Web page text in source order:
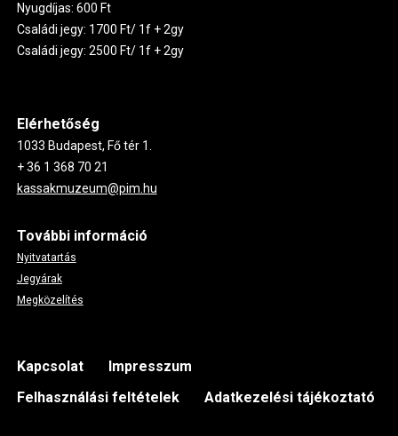
Nyugdíjas: 600 Ft
Családi jegy: 1700 Ft/ 1f + 2gy
Családi jegy: 2500 Ft/ 1f + 2gy
Elérhetőség
1033 Budapest, Fő tér 1.
+ 36 1 368 70 21
kassakmuzeum@pim.hu
További információ
Nyitvatartás
Jegyárak
Megközelítés
Footer
Kapcsolat
Impresszum
Felhasználási feltételek
Adatkezelési tájékoztató